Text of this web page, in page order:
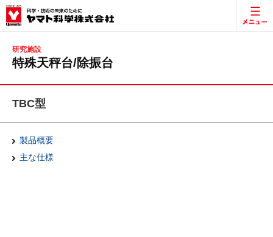
研究施設
特殊天秤台/除振台
TBC型
製品概要
主な仕様